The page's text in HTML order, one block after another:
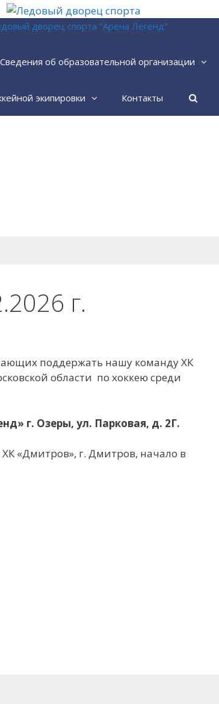
Сведения об образовательной организации
экипировки Контакты
г.
поддержать нашу команду ХК
области по хоккею среди
г. Озеры, ул. Парковая, д. 2Г.
«Дмитров», г. Дмитров, начало в